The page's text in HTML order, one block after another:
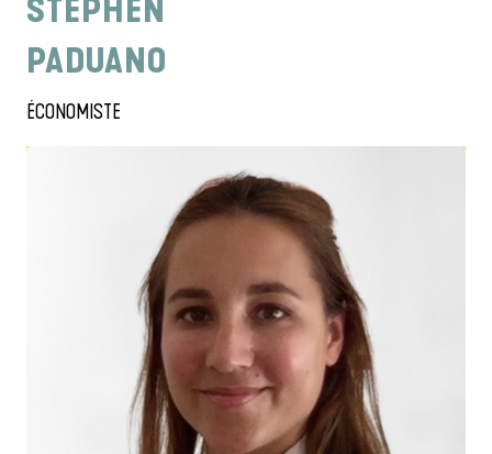
STEPHEN
PADUANO
ÉCONOMISTE